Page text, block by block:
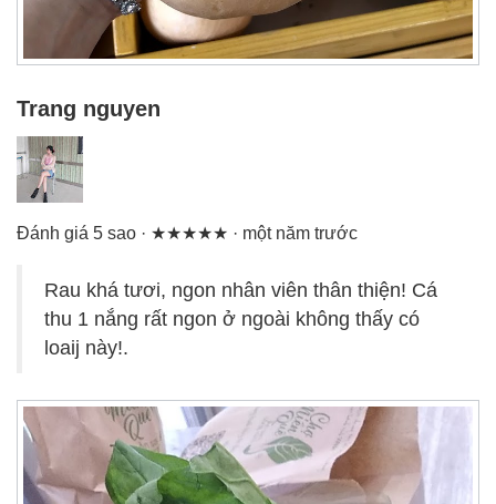
Trang nguyen
Đánh giá 5 sao · ★★★★★ · một năm trước
Rau khá tươi, ngon nhân viên thân thiện! Cá
thu 1 nắng rất ngon ở ngoài không thấy có
loaij này!.